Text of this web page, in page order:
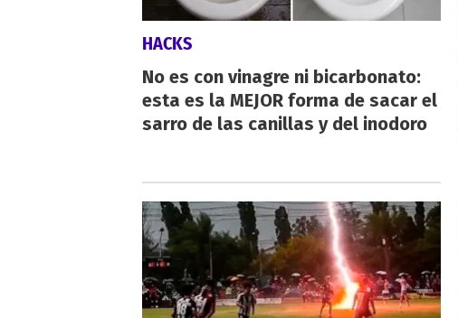
HACKS
No es con vinagre ni bicarbonato:
esta es la MEJOR forma de sacar el
sarro de las canillas y del inodoro